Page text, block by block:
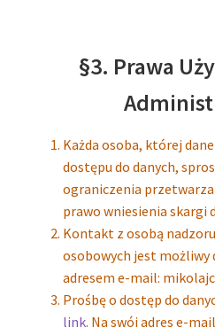
§3. Prawa
Każda osoba, której
dostępu do danych,
ograniczenia
prawo wniesienia skargi
Kontakt z osobą
osobowych jest
adresem e-mail:
Prośbę o dostęp do
link. Na swój adres e-